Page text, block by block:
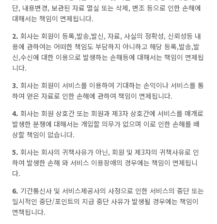
단, 내용변경, 보관된 자료 멸실 또는 삭제, 변조 등으로 인한 손해에
대해서는 책임이 면제됩니다.
2. 회사는 회원이 등록,발송,발신, 자료, 사실의 정확성, 신뢰성등 내
용에 관하여는 어떠한 책임도 부담하지 아니하고 해당 등록,발송,발
신,수신에 대한 이용으로 발생하는 손해등에 대해서는 책임이 면제됩
니다.
3. 회사는 회원이 서비스를 이용하여 기대하는 손익이나 서비스를 통
하여 얻은 자료로 인한 손해에 관하여 책임이 면제됩니다.
4. 회사는 회원 상호간 또는 회원과 제3자 상호간에 서비스를 매개로
발생한 분쟁에 대해서는 개입할 의무가 없으며 이로 인한 손해를 배
상할 책임이 없습니다.
5. 회사는 회사의 귀책사유가 아닌, 회원 및 제3자의 귀책사유로 인
하여 발생한 손해 와 서비스 이용장애의 경우에는 책임이 면제됩니
다.
6. 기간통신사 및 서비스제공사의 사정으로 인한 서비스의 중단 또는
일시적인 중단/포인트의 지급 중단 사유가 발생될 경우에는 책임이
면책됩니다.